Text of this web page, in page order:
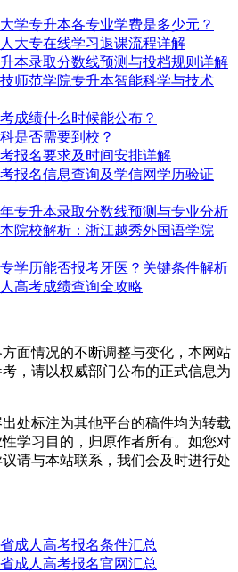
学专升本各专业学费是多少元？
大专在线学习退课流程详解
本录取分数线预测与投档规则详解
师范学院专升本智能科学与技术
成绩什么时候能公布？
是否需要到校？
报名要求及时间安排详解
报名信息查询及学信网学历验证
专升本录取分数线预测与专业分析
院校解析：浙江越秀外国语学院
学历能否报考牙医？关键条件解析
高考成绩查询全攻略
方面情况的不断调整与变化，本网站
，请以权威部门公布的正式信息为
出处标注为其他平台的稿件均为转载
学习目的，归原作者所有。如您对
请与本站联系，我们会及时进行处
成人高考报名条件汇总
成人高考报名官网汇总